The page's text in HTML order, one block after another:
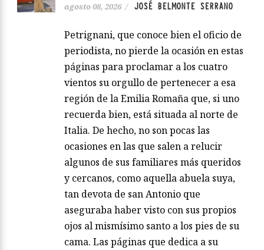
agosto 08, 2026 / JOSÉ BELMONTE SERRANO
Petrignani, que conoce bien el oficio de
periodista, no pierde la ocasión en estas
páginas para proclamar a los cuatro
vientos su orgullo de pertenecer a esa
región de la Emilia Romaña que, si uno
recuerda bien, está situada al norte de
Italia. De hecho, no son pocas las
ocasiones en las que salen a relucir
algunos de sus familiares más queridos
y cercanos, como aquella abuela suya,
tan devota de san Antonio que
aseguraba haber visto con sus propios
ojos al mismísimo santo a los pies de su
cama. Las páginas que dedica a su